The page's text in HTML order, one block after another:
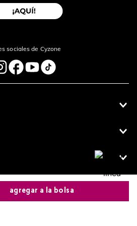
agregar a la bolsa
sociales de Cyzone
Entregas a todo